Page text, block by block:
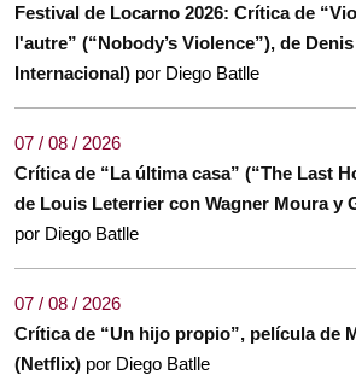
Festival de Locarno 2026: Crítica de
l'autre” (“Nobody’s Violence”), de
Internacional) por Diego Batlle
07 / 08 / 2026
Crítica de “La última casa” (“The Last
de Louis Leterrier con Wagner Moura y
por Diego Batlle
07 / 08 / 2026
Crítica de “Un hijo propio”, película de
(Netflix) por Diego Batlle